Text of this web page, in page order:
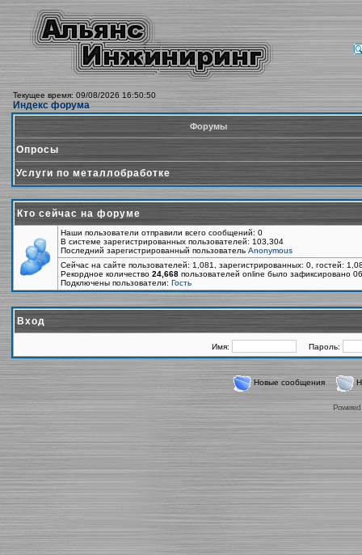
Текущее время: 09/08/2026 16:50:50
Индекс форума
Форумы
Опросы
Услуги по металлобработке
Кто сейчас на форуме
Наши пользователи отправили всего сообщений: 0
В системе зарегистрированных пользователей: 103,304
Последний зарегистрированный пользователь Anonymous
Сейчас на сайте пользователей: 1,081, зарегистрированных: 0, гостей:
Рекордное количество 24,668 пользователей online было зафиксировано
Подключены пользователи: Гость
Вход
Имя: Пароль:
Новые сообщения